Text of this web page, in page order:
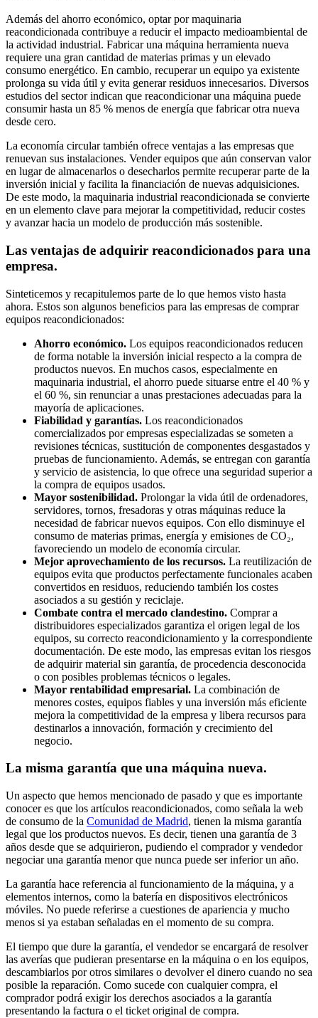
Además del ahorro económico, optar por maquinaria
reacondicionada contribuye a reducir el impacto medioambiental de
la actividad industrial. Fabricar una máquina herramienta nueva
requiere una gran cantidad de materias primas y un elevado
consumo energético. En cambio, recuperar un equipo ya existente
prolonga su vida útil y evita generar residuos innecesarios. Diversos
estudios del sector indican que reacondicionar una máquina puede
consumir hasta un 85 % menos de energía que fabricar otra nueva
desde cero.
La economía circular también ofrece ventajas a las empresas que
renuevan sus instalaciones. Vender equipos que aún conservan valor
en lugar de almacenarlos o desecharlos permite recuperar parte de la
inversión inicial y facilita la financiación de nuevas adquisiciones.
De este modo, la maquinaria industrial reacondicionada se convierte
en un elemento clave para mejorar la competitividad, reducir costes
y avanzar hacia un modelo de producción más sostenible.
Las ventajas de adquirir reacondicionados para una
empresa.
Sinteticemos y recapitulemos parte de lo que hemos visto hasta
ahora. Estos son algunos beneficios para las empresas de comprar
equipos reacondicionados:
Ahorro económico. Los equipos reacondicionados reducen
de forma notable la inversión inicial respecto a la compra de
productos nuevos. En muchos casos, especialmente en
maquinaria industrial, el ahorro puede situarse entre el 40 % y
el 60 %, sin renunciar a unas prestaciones adecuadas para la
mayoría de aplicaciones.
Fiabilidad y garantías. Los reacondicionados
comercializados por empresas especializadas se someten a
revisiones técnicas, sustitución de componentes desgastados y
pruebas de funcionamiento. Además, se entregan con garantía
y servicio de asistencia, lo que ofrece una seguridad superior a
la compra de equipos usados.
Mayor sostenibilidad. Prolongar la vida útil de ordenadores,
servidores, tornos, fresadoras y otras máquinas reduce la
necesidad de fabricar nuevos equipos. Con ello disminuye el
consumo de materias primas, energía y emisiones de CO₂,
favoreciendo un modelo de economía circular.
Mejor aprovechamiento de los recursos. La reutilización de
equipos evita que productos perfectamente funcionales acaben
convertidos en residuos, reduciendo también los costes
asociados a su gestión y reciclaje.
Combate contra el mercado clandestino. Comprar a
distribuidores especializados garantiza el origen legal de los
equipos, su correcto reacondicionamiento y la correspondiente
documentación. De este modo, las empresas evitan los riesgos
de adquirir material sin garantía, de procedencia desconocida
o con posibles problemas técnicos o legales.
Mayor rentabilidad empresarial. La combinación de
menores costes, equipos fiables y una inversión más eficiente
mejora la competitividad de la empresa y libera recursos para
destinarlos a innovación, formación y crecimiento del
negocio.
La misma garantía que una máquina nueva.
Un aspecto que hemos mencionado de pasado y que es importante
conocer es que los artículos reacondicionados, como señala la web
de consumo de la Comunidad de Madrid, tienen la misma garantía
legal que los productos nuevos. Es decir, tienen una garantía de 3
años desde que se adquirieron, pudiendo el comprador y vendedor
negociar una garantía menor que nunca puede ser inferior un año.
La garantía hace referencia al funcionamiento de la máquina, y a
elementos internos, como la batería en dispositivos electrónicos
móviles. No puede referirse a cuestiones de apariencia y mucho
menos si ya estaban señaladas en el momento de su compra.
El tiempo que dure la garantía, el vendedor se encargará de resolver
las averías que pudieran presentarse en la máquina o en los equipos,
descambiarlos por otros similares o devolver el dinero cuando no sea
posible la reparación. Como sucede con cualquier compra, el
comprador podrá exigir los derechos asociados a la garantía
presentando la factura o el ticket original de compra.